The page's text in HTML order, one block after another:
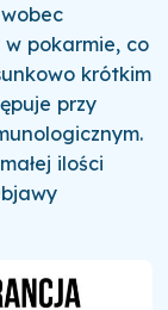
pokarmie, co
krótkim
przy
ilości